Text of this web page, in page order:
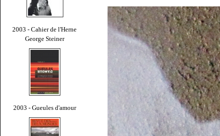
2003 - Cahier de l'Herne
George Steiner
2003 - Gueules d'amour